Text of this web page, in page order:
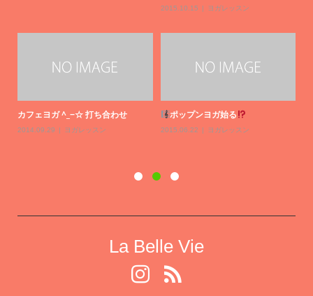
2015.10.15 ヨガレッスン
カフェヨガ ^_−☆ 打ち合わせ
2014.09.29 ヨガレッスン
ポップンヨガ始る
2015.06.22 ヨガレッスン
La Belle Vie